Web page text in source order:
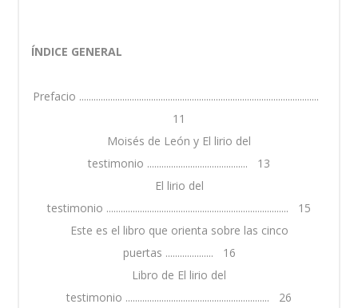
ÍNDICE GENERAL
Prefacio ....................................................................................................
11
Moisés de León y El lirio del
testimonio .......................................... 13
El lirio del
testimonio ............................................................................ 15
Este es el libro que orienta sobre las cinco
puertas .................... 16
Libro de El lirio del
testimonio ............................................................ 26